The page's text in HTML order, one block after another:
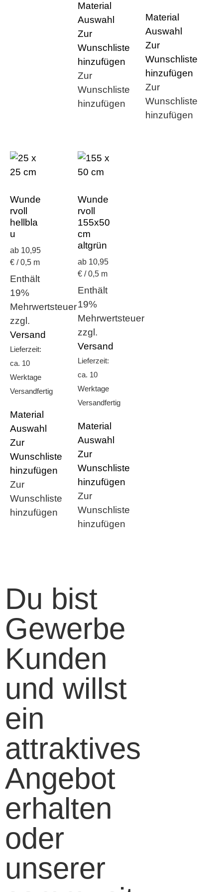
Material
Auswahl
Zur
Wunschliste
hinzufügen
Zur
Wunschliste
hinzufügen
Material
Auswahl
Zur
Wunschliste
hinzufügen
Zur
Wunschliste
hinzufügen
Wunde
rvoll
hellbla
u
ab 10,95
€ / 0,5 m
Enthält
19%
Mehrwertsteuer
zzgl.
Versand
Lieferzeit:
ca. 10
Werktage
Versandfertig
Material
Auswahl
Zur
Wunschliste
hinzufügen
Zur
Wunschliste
hinzufügen
Wunde
rvoll
155x50
cm
altgrün
ab 10,95
€ / 0,5 m
Enthält
19%
Mehrwertsteuer
zzgl.
Versand
Lieferzeit:
ca. 10
Werktage
Versandfertig
Material
Auswahl
Zur
Wunschliste
hinzufügen
Zur
Wunschliste
hinzufügen
Du bist
Gewerbe
Kunden
und willst
ein
attraktives
Angebot
erhalten
oder
unserer